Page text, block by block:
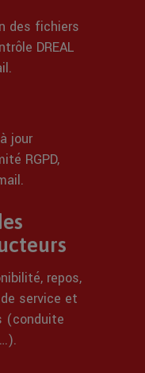
des fichiers
DREAL
jour
RGPD,
repos,
service et
(conduite